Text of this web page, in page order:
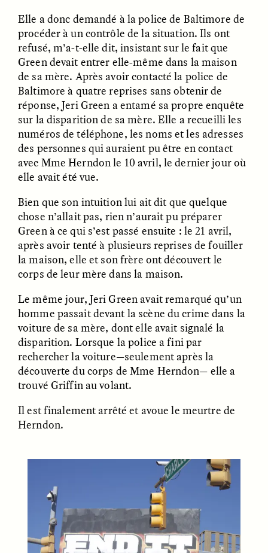
How Bird’s Nests
Become Markers of
Vitality and Status
GIDEON LASCO
90 Years Since Its
Discovery, a Stone Age
Human Still Holds
Lessons
EMMA BIRD
ESSAY /IN FLUX
Following the Life of an
Abandoned Bull in
Nepal
XENA WHITE
ESSAY / STANDPOINTS
Black, Pregnant, and
Always Vigilant
SAMARA LINTON
ESSAY /FIELD NOTES ESSAY /REFLECTIONS
The Politics of
Mourning After Itaewon
POEM / STANDPOINTS OP-ED /REFLECTIONS
Elle a donc demandé à la police de Baltimore de
procéder à un contrôle de la situation. Ils ont
refusé, m’a-t-elle dit, insistant sur le fait que
Green devait entrer elle-même dans la maison
de sa mère. Après avoir contacté la police de
Baltimore à quatre reprises sans obtenir de
réponse, Jeri Green a entamé sa propre enquête
sur la disparition de sa mère. Elle a recueilli les
numéros de téléphone, les noms et les adresses
des personnes qui auraient pu être en contact
avec Mme Herndon le 10 avril, le dernier jour où
elle avait été vue.
Bien que son intuition lui ait dit que quelque
chose n’allait pas, rien n’aurait pu préparer
Green à ce qui s’est passé ensuite : le 21 avril,
après avoir tenté à plusieurs reprises de fouiller
la maison, elle et son frère ont découvert le
corps de leur mère dans la maison.
Le même jour, Jeri Green avait remarqué qu’un
homme passait devant la scène du crime dans la
voiture de sa mère, dont elle avait signalé la
disparition. Lorsque la police a fini par
rechercher la voiture—seulement après la
découverte du corps de Mme Herndon— elle a
trouvé Griffin au volant.
Il est finalement arrêté et avoue le meurtre de
Herndon.